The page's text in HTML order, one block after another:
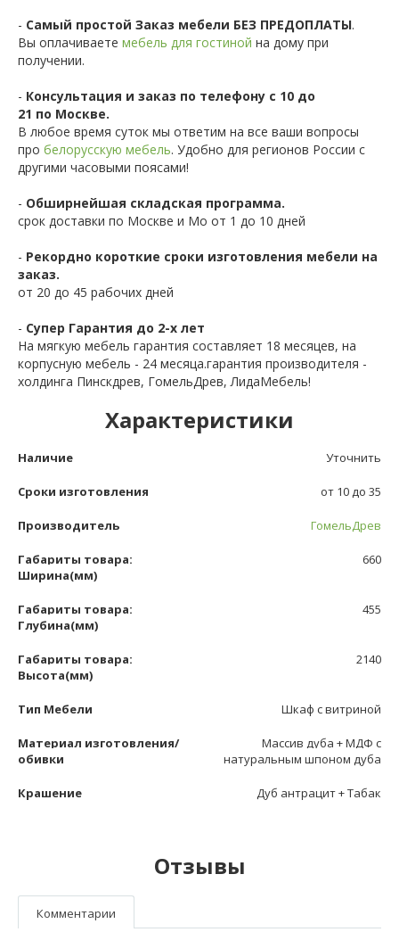
- Самый простой Заказ мебели БЕЗ ПРЕДОПЛАТЫ.
Вы оплачиваете мебель для гостиной на дому при
получении.
- Консультация и заказ по телефону с 10 до
21 по Москве.
В любое время суток мы ответим на все ваши вопросы
про белорусскую мебель. Удобно для регионов России с
другими часовыми поясами!
- Обширнейшая складская программа.
срок доставки по Москве и Мо от 1 до 10 дней
- Рекордно короткие сроки изготовления мебели на
заказ.
от 20 до 45 рабочих дней
- Супер Гарантия до 2-х лет
На мягкую мебель гарантия составляет 18 месяцев, на
корпусную мебель - 24 месяца.гарантия производителя -
холдинга Пинскдрев, ГомельДрев, ЛидаМебель!
Характеристики
Наличие Уточнить
Сроки изготовления от 10 до 35
Производитель ГомельДрев
Габариты товара:
Ширина(мм)
660
Габариты товара:
Глубина(мм)
455
Габариты товара:
Высота(мм)
2140
Тип Мебели Шкаф с витриной
Материал изготовления/
обивки
Массив дуба + МДФ с
натуральным шпоном дуба
Крашение Дуб антрацит + Табак
Отзывы
Комментарии